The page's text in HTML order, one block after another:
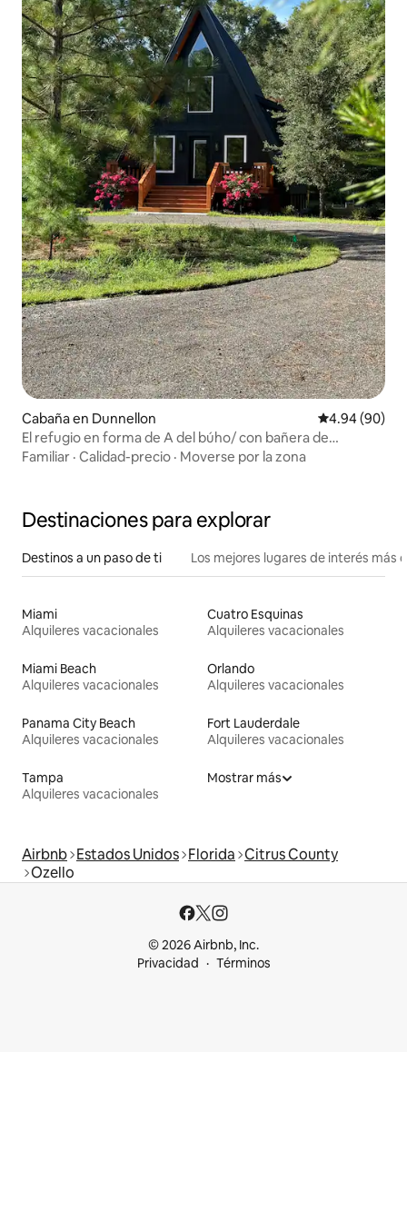
Cabaña en Dunnellon Calificación
4.94 (90)
El refugio en forma de A del búho/ con bañera de
hidromasaje
Familiar · Calidad-precio · Moverse por la zona
Destinaciones para explorar
Destinos a un paso de ti Los mejores lugares de interés más
Miami
Alquileres vacacionales
Cuatro Esquinas
Alquileres vacacionales
Miami Beach
Alquileres vacacionales
Orlando
Alquileres vacacionales
Panama City Beach
Alquileres vacacionales
Fort Lauderdale
Alquileres vacacionales
Tampa
Alquileres vacacionales
Mostrar más
Airbnb Estados Unidos Florida Citrus County
Ozello
© 2026 Airbnb, Inc.
Privacidad
Términos